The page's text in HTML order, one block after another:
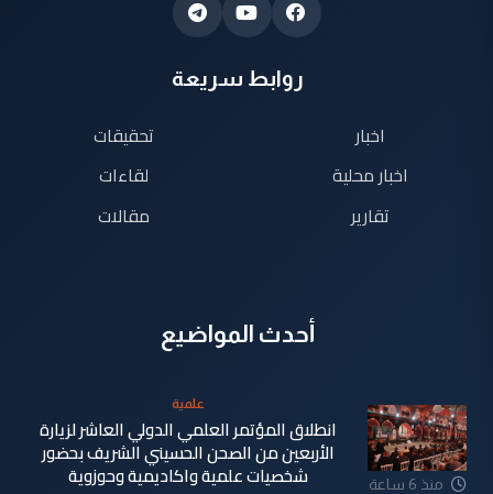
روابط سريعة
اخبار
اخبار محلية
تقارير
تحقيقات
لقاءات
مقالات
أحدث المواضيع
منذ 6 ساعة
علمية
انطلاق المؤتمر العلمي الدولي العاشر لزيارة
الأربعين من الصحن الحسيني الشريف بحضور
شخصيات علمية واكاديمية وحوزوية